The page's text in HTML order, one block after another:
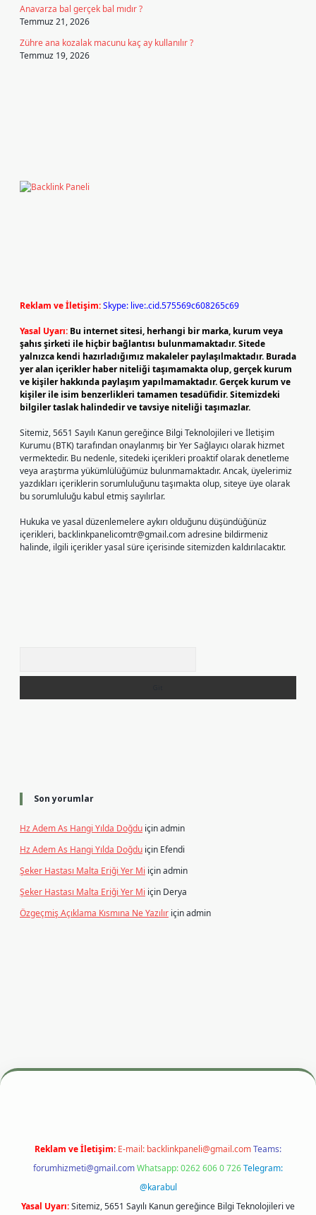
Anavarza bal gerçek bal mıdır ?
Temmuz 21, 2026
Zühre ana kozalak macunu kaç ay kullanılır ?
Temmuz 19, 2026
Reklam ve İletişim:Skype: live:.cid.575569c608265c69
Yasal Uyarı: Bu internet sitesi, herhangi bir marka, kurum veya
şahıs şirketi ile hiçbir bağlantısı bulunmamaktadır. Sitede
yalnızca kendi hazırladığımız makaleler paylaşılmaktadır. Burada
yer alan içerikler haber niteliği taşımamakta olup, gerçek kurum
ve kişiler hakkında paylaşım yapılmamaktadır. Gerçek kurum ve
kişiler ile isim benzerlikleri tamamen tesadüfidir. Sitemizdeki
bilgiler taslak halindedir ve tavsiye niteliği taşımazlar.
Sitemiz, 5651 Sayılı Kanun gereğince Bilgi Teknolojileri ve İletişim
Kurumu (BTK) tarafından onaylanmış bir Yer Sağlayıcı olarak hizmet
vermektedir. Bu nedenle, sitedeki içerikleri proaktif olarak denetleme
veya araştırma yükümlülüğümüz bulunmamaktadır. Ancak, üyelerimiz
yazdıkları içeriklerin sorumluluğunu taşımakta olup, siteye üye olarak
bu sorumluluğu kabul etmiş sayılırlar.
Hukuka ve yasal düzenlemelere aykırı olduğunu düşündüğünüz
içerikleri, backlinkpanelicomtr@gmail.comadresine bildirmeniz
halinde, ilgili içerikler yasal süre içerisinde sitemizden kaldırılacaktır.
Son yorumlar
Hz Adem As Hangi Yılda Doğdu içinadmin
Hz Adem As Hangi Yılda Doğdu için Efendi
Şeker Hastası Malta Eriği Yer Mi içinadmin
Şeker Hastası Malta Eriği Yer Mi için Derya
Özgeçmiş Açıklama Kısmına Ne Yazılır içinadmin
betexper.xyzm elexbet
Reklam ve İletişim: E-mail: backlinkpaneli@gmail.comTeams:
forumhizmeti@gmail.comWhatsapp: 0262 606 0 726Telegram:
@karabul
Yasal Uyarı:Sitemiz, 5651 Sayılı Kanun gereğince Bilgi Teknolojileri ve